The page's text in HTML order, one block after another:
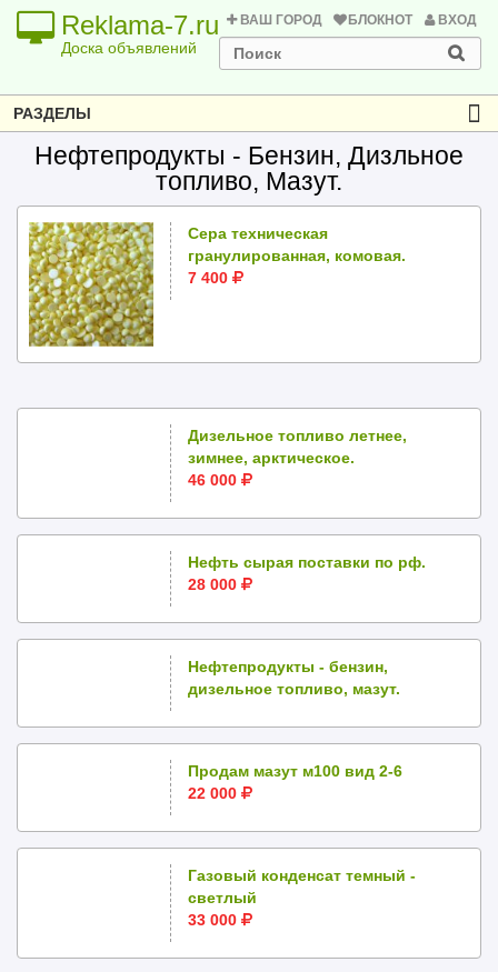
Reklama-7.ru
Доска объявлений
ВАШ ГОРОД БЛОКНОТ ВХОД
РАЗДЕЛЫ
Нефтепродукты - Бензин, Дизльное
топливо, Мазут.
Сера техническая
гранулированная, комовая.
7 400
Дизельное топливо летнее,
зимнее, арктическое.
46 000
Нефть сырая поставки по рф.
28 000
Нефтепродукты - бензин,
дизельное топливо, мазут.
Продам мазут м100 вид 2-6
22 000
Газовый конденсат темный -
светлый
33 000